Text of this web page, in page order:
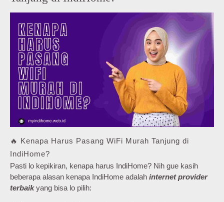
🔥 Kenapa Harus Pasang WiFi Murah Tanjung di
IndiHome?
Pasti lo kepikiran, kenapa harus IndiHome? Nih gue kasih
beberapa alasan kenapa IndiHome adalah internet provider
terbaikyang bisa lo pilih: